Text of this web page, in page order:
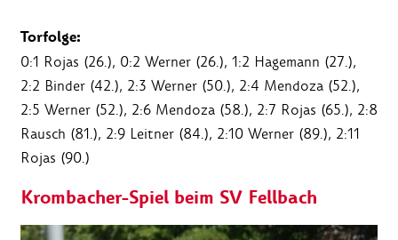
Torfolge:
0:1 Rojas (26.), 0:2 Werner (26.), 1:2 Hagemann (27.),
2:2 Binder (42.), 2:3 Werner (50.), 2:4 Mendoza (52.),
2:5 Werner (52.), 2:6 Mendoza (58.), 2:7 Rojas (65.), 2:8
Rausch (81.), 2:9 Leitner (84.), 2:10 Werner (89.), 2:11
Rojas (90.)
Krombacher-Spiel beim SV Fellbach